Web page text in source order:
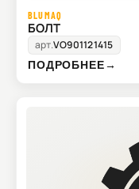
BLUMAQ
БОЛТ
арт.VO901121415
ПОДРОБНЕЕ→